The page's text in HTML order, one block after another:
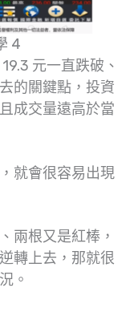
4
元一直跌破、
的關鍵點，投資
成交量遠高於當
就會很容易出現
兩根又是紅棒，
轉上去，那就很
。